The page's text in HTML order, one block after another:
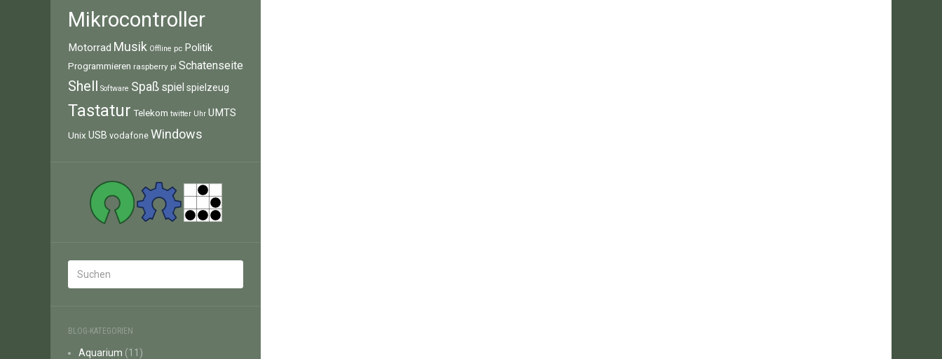
Mikrocontroller
Motorrad Musik Offline pc Politik
Programmieren raspberry pi Schatenseite
Shell Software Spaß spiel spielzeug
Tastatur Telekom twitter Uhr UMTS
Unix USB vodafone Windows
BLOG-KATEGORIEN
Aquarium (11)